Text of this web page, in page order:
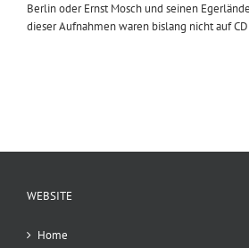
Berlin oder Ernst Mosch und seinen
dieser Aufnahmen waren bislang nicht auf
WEBSITE
Home